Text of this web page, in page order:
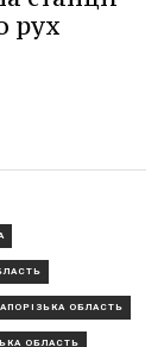
рух
ОБЛАСТЬ
ОБЛАСТЬ